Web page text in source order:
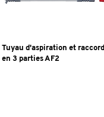
Tuyau d'aspiration et raccord
en 3 parties AF2